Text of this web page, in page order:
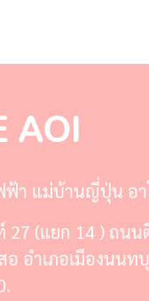
AOI
ฟ้า แม่บ้านญี่ปุ่น อา
27 (แยก 14 ) ถน
อำเภอเมืองนนท